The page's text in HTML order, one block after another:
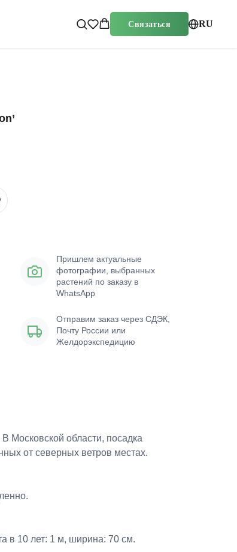
Связаться RU
Пришлем актуальные
фотографии, выбранных
растений по заказу в
WhatsApp
Отправим заказ через СДЭК,
Почту России или
Желдорэкспедицию
Московской области, посадка
от северных ветров местах.
в 10 лет: 1 м, ширина: 70 см.